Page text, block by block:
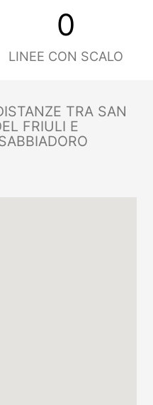
0
LINEE CON SCALO
TRA SAN
FRIULI E